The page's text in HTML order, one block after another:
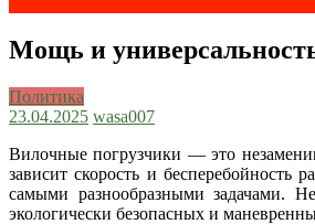
Мощь и
Политика
23.04.2025 wasa007
Вилочные погрузчики — это
зависит скорость и
самыми разнообразными задачами.
экологически безопасных и